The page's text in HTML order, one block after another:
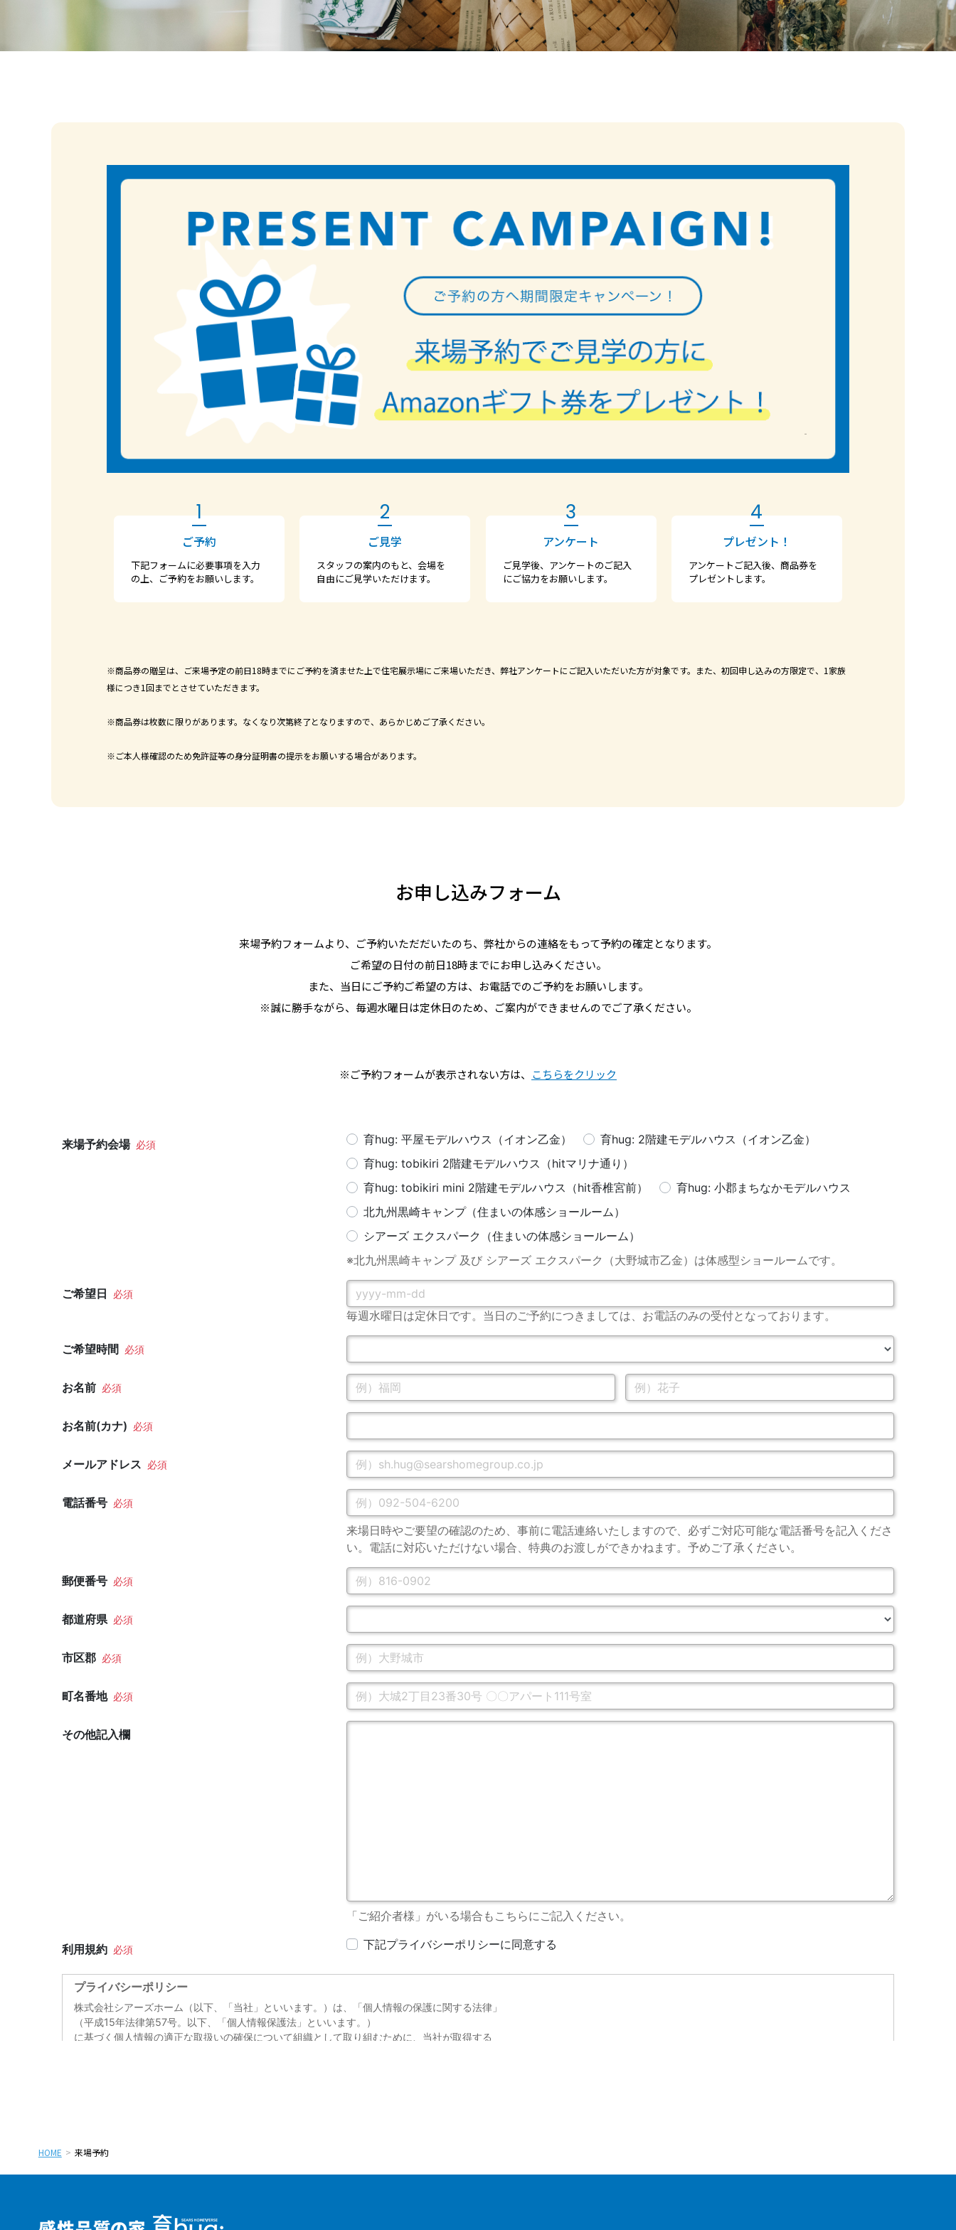
1
ご予約
下記フォームに必要事項を入力
の上、ご予約をお願いします。
2
ご見学
スタッフの案内のもと、会場を
自由にご見学いただけます。
3
アンケート
ご見学後、アンケートのご記入
にご協力をお願いします。
4
プレゼント！
アンケートご記入後、商品券を
プレゼントします。
※商品券の贈呈は、ご来場予定の前日18時までにご予約を済ませた上で住宅展示場にご来場いただき、弊社アンケートにご記入いただいた方が対象です。また、初回申し込みの方限定で、1家族
様につき1回までとさせていただきます。
※商品券は枚数に限りがあります。なくなり次第終了となりますので、あらかじめご了承ください。
※ご本人様確認のため免許証等の身分証明書の提示をお願いする場合があります。
お申し込みフォーム
来場予約フォームより、ご予約いただだいたのち、弊社からの連絡をもって予約の確定となります。
ご希望の日付の前日18時までにお申し込みください。
また、当日にご予約ご希望の方は、お電話でのご予約をお願いします。
※誠に勝手ながら、毎週水曜日は定休日のため、ご案内ができませんのでご了承ください。
※ご予約フォームが表示されない方は、 こちらをクリック
HOME 来場予約